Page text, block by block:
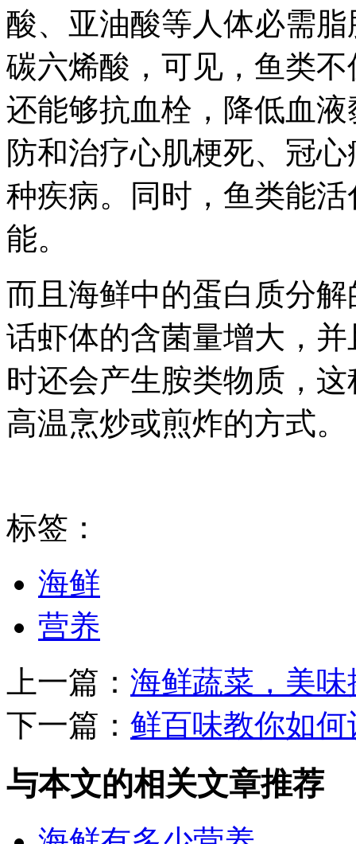
酸、亚油酸等人体必需
碳六烯酸，可见，鱼类
还能够抗血栓，降低血
防和治疗心肌梗死、冠
种疾病。同时，鱼类能
能。
而且海鲜中的蛋白质分
话虾体的含菌量增大，
时还会产生胺类物质，
高温烹炒或煎炸的方式。
标签：
海鲜
营养
上一篇： 海鲜蔬菜，美
下一篇： 鲜百味教你如
与本文的相关文章推荐